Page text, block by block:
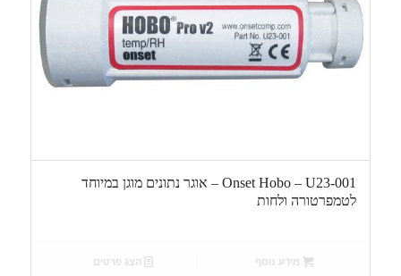
Onset Hobo – U23-001 – אוגר נתונים מוגן במיוחד
לטמפרטורה ולחות
מידע נוסף הצג פרטים